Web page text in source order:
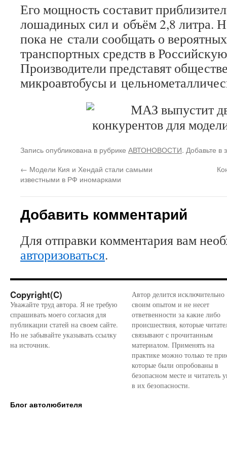
Его мощность составит
лошадиных сил и объём 2,8 литра.
пока не стали сообщать о
транспортных средств в
Производители представят
микроавтобусы и
Запись опубликована в рубрике АВТОНОВОСТИ. Добавьте в
← Модели Кия и Хендай стали самыми
известными в РФ иномарками
Добавить комментарий
Для отправки комментария вам
авторизоваться.
Copyright(C)
Уважайте труд автора. Я не требую
спрашивать моего согласия для
публикации статей на своем сайте.
Но не забывайте указывать ссылку
на источник.
Автор делится исключительно
своим опытом и не несет
ответвенности за какие либо
происшествия, которые
связывают с прочитанным
материалом. Применять на
практике можно только те
которые были опробованы в
безопасном месте и читатель
в их безопасности.
Блог автолюбителя